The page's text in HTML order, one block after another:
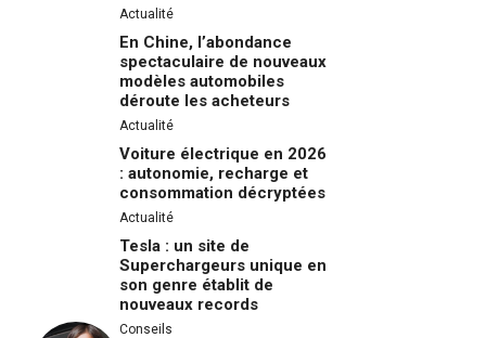
Actualité
En Chine, l’abondance
spectaculaire de nouveaux
modèles automobiles
déroute les acheteurs
Actualité
Voiture électrique en 2026
: autonomie, recharge et
consommation décryptées
Actualité
Tesla : un site de
Superchargeurs unique en
son genre établit de
nouveaux records
Conseils